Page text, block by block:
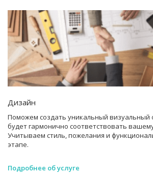
Дизайн
Поможем создать уникальный визуальный
будет гармонично соответствовать
Учитываем стиль, пожелания и
этапе.
Подробнее об услуге